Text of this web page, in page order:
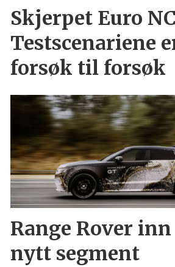
Skjerpet Euro
Testscenariene
forsøk til forsøk
Range Rover
nytt segment